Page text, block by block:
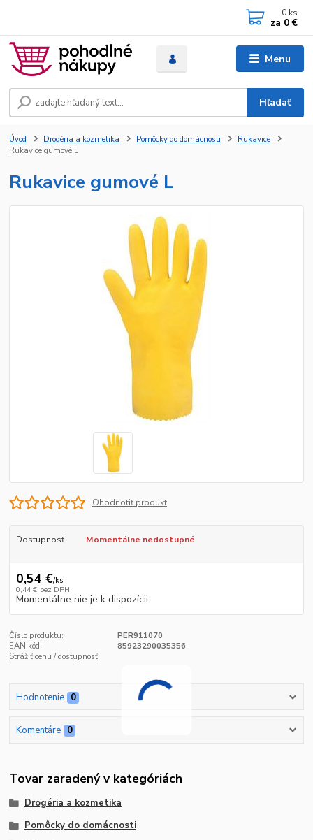
Menu
Hľadať
0 ks
za 0 €
Úvod Drogéria a kozmetika Pomôcky do domácnosti
Rukavice
Rukavice gumové L
Rukavice gumové L
Ohodnotiť produkt
Dostupnosť Momentálne nedostupné
0,54 €/ks
0,44 € bez DPH
Momentálne nie je k dispozícii
Číslo produktu:
PER911070
EAN kód:
85923290035356
Strážiť cenu / dostupnosť
Hodnotenie 0
Komentáre 0
Tovar zaradený v kategóriách
Drogéria a kozmetika
Pomôcky do domácnosti